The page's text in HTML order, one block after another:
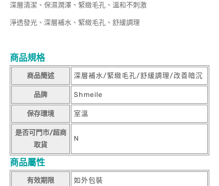
深層清潔、保濕潤澤、緊緻毛孔、溫和不刺激
淨透發光、深層補水、緊緻毛孔、舒緩調理
商品規格
商品簡述 深層補水/緊緻毛孔/舒緩調理/改善暗沉
品牌 Shmeile
保存環境 室溫
是否可門市/超商
取貨
N
商品屬性
有效期限 如外包裝